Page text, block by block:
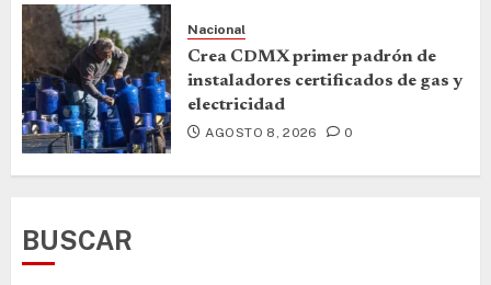
Nacional
Crea CDMX primer padrón de
instaladores certificados de gas y
electricidad
AGOSTO 8, 2026 0
BUSCAR